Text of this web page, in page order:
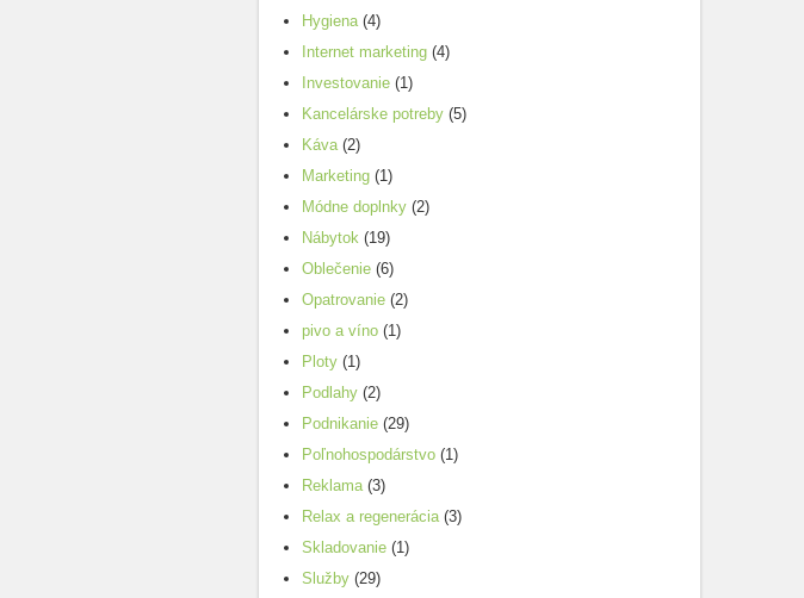
Hygiena (4)
Internet marketing (4)
Investovanie (1)
Kancelárske potreby (5)
Káva (2)
Marketing (1)
Módne doplnky (2)
Nábytok (19)
Oblečenie (6)
Opatrovanie (2)
pivo a víno (1)
Ploty (1)
Podlahy (2)
Podnikanie (29)
Poľnohospodárstvo (1)
Reklama (3)
Relax a regenerácia (3)
Skladovanie (1)
Služby (29)